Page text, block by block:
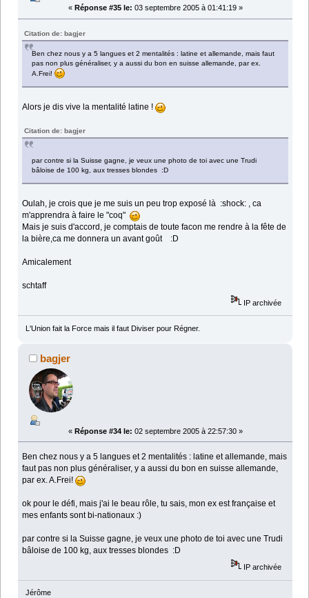
« Réponse #35 le: 03 septembre 2005 à 01:41:19 »
Citation de: bagjer
Ben chez nous y a 5 langues et 2 mentalités : latine et allemande, mais faut
pas non plus généraliser, y a aussi du bon en suisse allemande, par ex.
A.Frei!
Alors je dis vive la mentalité latine !
Citation de: bagjer
par contre si la Suisse gagne, je veux une photo de toi avec une Trudi
bâloise de 100 kg, aux tresses blondes :D
Oulah, je crois que je me suis un peu trop exposé là :shock: , ca
m'apprendra à faire le "coq"
Mais je suis d'accord, je comptais de toute facon me rendre à la fête de
la bière,ca me donnera un avant goût :D
Amicalement
schtaff
IP archivée
L'Union fait la Force mais il faut Diviser pour Régner.
bagjer
« Réponse #34 le: 02 septembre 2005 à 22:57:30 »
Ben chez nous y a 5 langues et 2 mentalités : latine et allemande, mais
faut pas non plus généraliser, y a aussi du bon en suisse allemande,
par ex. A.Frei!
ok pour le défi, mais j'ai le beau rôle, tu sais, mon ex est française et
mes enfants sont bi-nationaux :)
par contre si la Suisse gagne, je veux une photo de toi avec une Trudi
bâloise de 100 kg, aux tresses blondes :D
IP archivée
Jérôme